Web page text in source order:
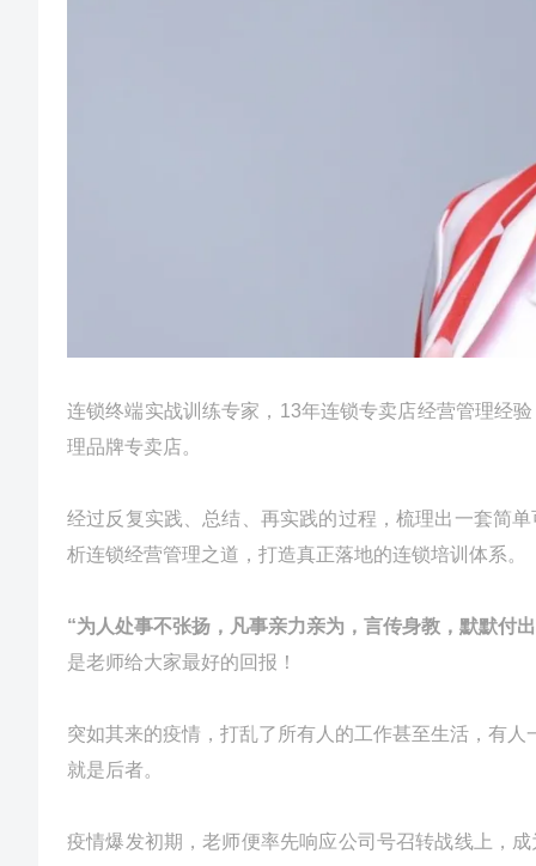
连锁终端实战训练专家，1 3年连锁专卖店经营管理经
理品牌专卖店。
经过反复实践、总结、再实践的过程，梳理出一套简
析连锁经营管理之道，打造真正落地的连锁培训体系。
“为人处事不张扬，凡事亲力亲为，言传身教，默默付
是老师给大家最好的回报！
突如其来的疫情，打乱了所有人的工作甚至生活，有
就是后者。
疫情爆发初期，老师便率先响应公司号召转战线上，